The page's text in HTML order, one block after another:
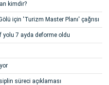
kimdir?
için 'Turizm Master Planı' çağrısı
yolu 7 ayda deforme oldu
süreci açıklaması